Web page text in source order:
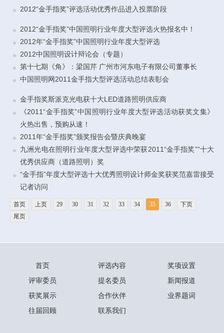
2012“金手指奖”评选活动优秀作品进入投票阶段
2012“金手指奖”中国照明行业年度大型评选火热报名中！
2012年“金手指奖”中国照明行业年度大型评选
2012中国照明设计辩论会（专题）
第十七期《角》：梁国芹 广州市河东电子有限公司董事长
中国照明网2011金手指大型评选活动总结表彰会
金手指奖斯派克光电获十大LED道路照明供应商
《2011“金手指奖”中国照明行业年度大型评选活动获奖文集》
火热出售，预购从速！
2011年“金手指奖”颁奖报告会暨庆典晚宴
九洲光电在照明行业年度大型评选中荣获2011“金手指奖”“十大
优秀供应商（道路照明）奖
“金手指”年度大型评选十大优秀照明设计师金奖获奖范嘉雷接受
记者访问
首页 上页 29 30 31 32 33 34 35 36
下页
尾页
首页 评选内容
奖项设置
评审委员
提名委员
新闻报道
获奖展示
合作伙伴
业界题词
往届回顾
联系我们